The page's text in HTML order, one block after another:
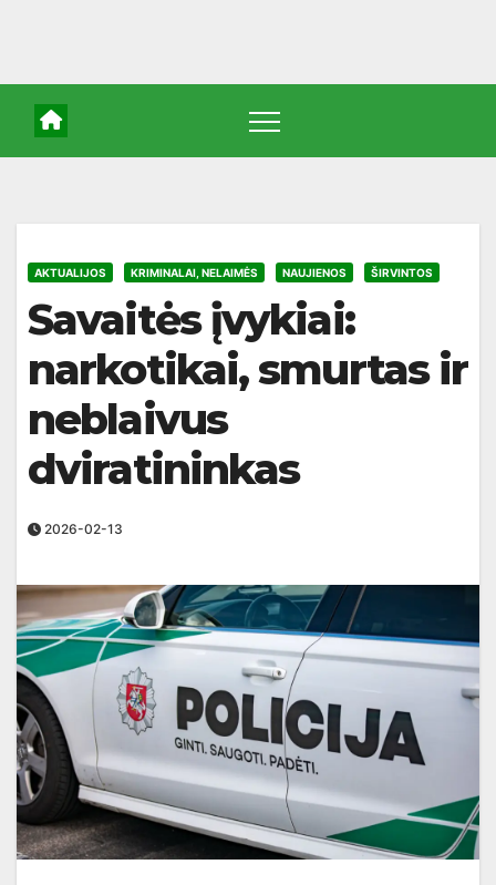
AKTUALIJOS KRIMINALAI, NELAIMĖS NAUJIENOS ŠIRVINTOS
Savaitės įvykiai:
narkotikai, smurtas ir
neblaivus
dviratininkas
2026-02-13